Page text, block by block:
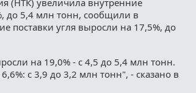
до 5,4 млн тонн, сообщили в
поставки угля выросли на 17,5%, до
на 19,0% - с 4,5 до 5,4 млн тонн.
с 3,9 до 3,2 млн тонн", - сказано в